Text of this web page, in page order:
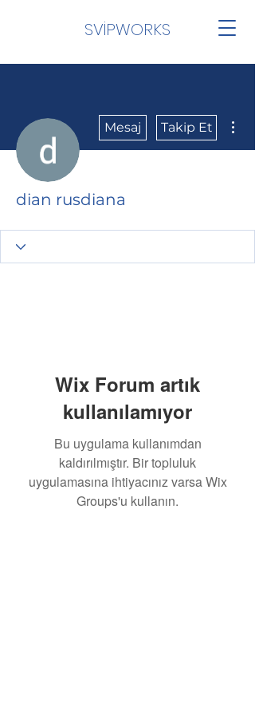
SVİPWORKS
Mesaj Takip Et
dian rusdiana
Wix Forum artık
kullanılamıyor
Bu uygulama kullanımdan
kaldırılmıştır. Bir topluluk
uygulamasına ihtiyacınız varsa Wix
Groups'u kullanın.